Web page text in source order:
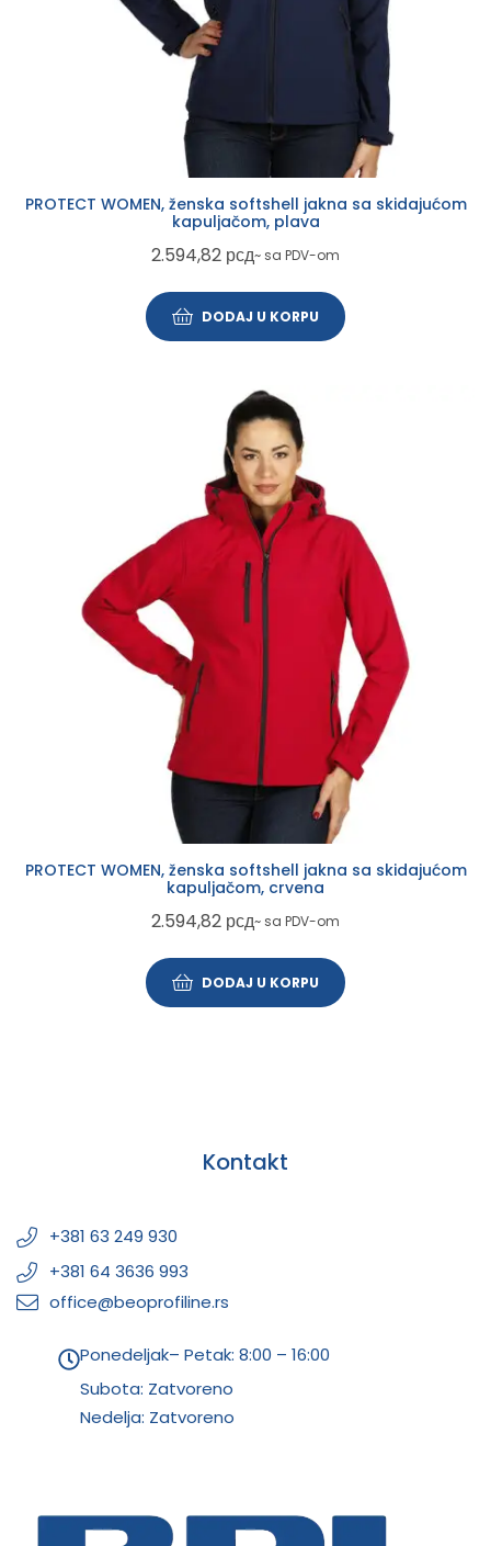
PROTECT WOMEN, ženska softshell jakna sa skidajućom
kapuljačom, plava
2.594,82 рсд~ sa PDV-om
DODAJ U KORPU
PROTECT WOMEN, ženska softshell jakna sa skidajućom
kapuljačom, crvena
2.594,82 рсд~ sa PDV-om
DODAJ U KORPU
Kontakt
+381 63 249 930
+381 64 3636 993
office@beoprofiline.rs
Ponedeljak– Petak: 8:00 – 16:00
Subota: Zatvoreno
Nedelja: Zatvoreno